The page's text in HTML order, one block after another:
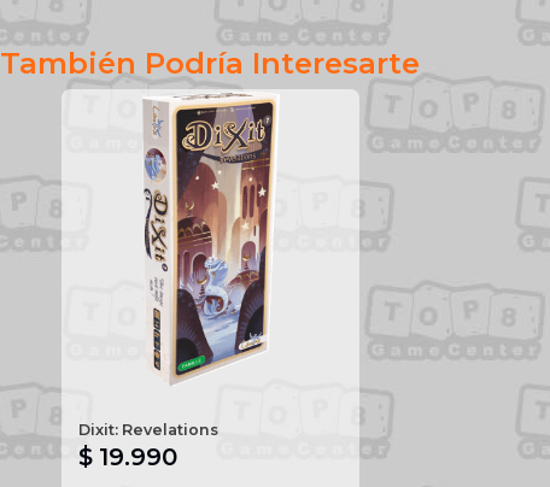
También Podría Interesarte
Dixit: Revelations
$ 19.990